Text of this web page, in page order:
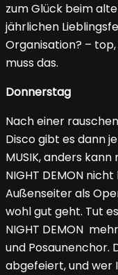
zum Glück beim
jährlichen
Organisation? –
muss das.
Donnerstag
Nach einer
Disco gibt es dann
MUSIK, anders
NIGHT DEMON
Außenseiter als
wohl gut geht. Tut
NIGHT DEMON
und Posaunenchor.
abgefeiert, und wer